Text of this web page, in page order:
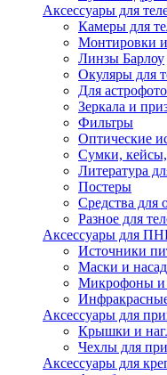
Аксессуары для
Камеры для
Монтировки
Линзы Барлоу
Окуляры для
Для астрофото
Зеркала и
Фильтры
Оптические
Сумки,
Литература
Постеры
Средства для
Разное для
Аксессуары для
Источники
Маски и
Микрофоны и
Аксессуары для
Крышки и
Чехлы для
Аксессуары для